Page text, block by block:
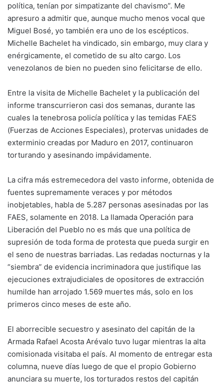
política, tenían por simpatizante del chavismo”. Me
apresuro a admitir que, aunque mucho menos vocal que
Miguel Bosé, yo también era uno de los escépticos.
Michelle Bachelet ha vindicado, sin embargo, muy clara y
enérgicamente, el cometido de su alto cargo. Los
venezolanos de bien no pueden sino felicitarse de ello.
Entre la visita de Michelle Bachelet y la publicación del
informe transcurrieron casi dos semanas, durante las
cuales la tenebrosa policía política y las temidas FAES
(Fuerzas de Acciones Especiales), protervas unidades de
exterminio creadas por Maduro en 2017, continuaron
torturando y asesinando impávidamente.
La cifra más estremecedora del vasto informe, obtenida de
fuentes supremamente veraces y por métodos
inobjetables, habla de 5.287 personas asesinadas por las
FAES, solamente en 2018. La llamada Operación para
Liberación del Pueblo no es más que una política de
supresión de toda forma de protesta que pueda surgir en
el seno de nuestras barriadas. Las redadas nocturnas y la
“siembra” de evidencia incriminadora que justifique las
ejecuciones extrajudiciales de opositores de extracción
humilde han arrojado 1.569 muertes más, solo en los
primeros cinco meses de este año.
El aborrecible secuestro y asesinato del capitán de la
Armada Rafael Acosta Arévalo tuvo lugar mientras la alta
comisionada visitaba el país. Al momento de entregar esta
columna, nueve días luego de que el propio Gobierno
anunciara su muerte, los torturados restos del capitán